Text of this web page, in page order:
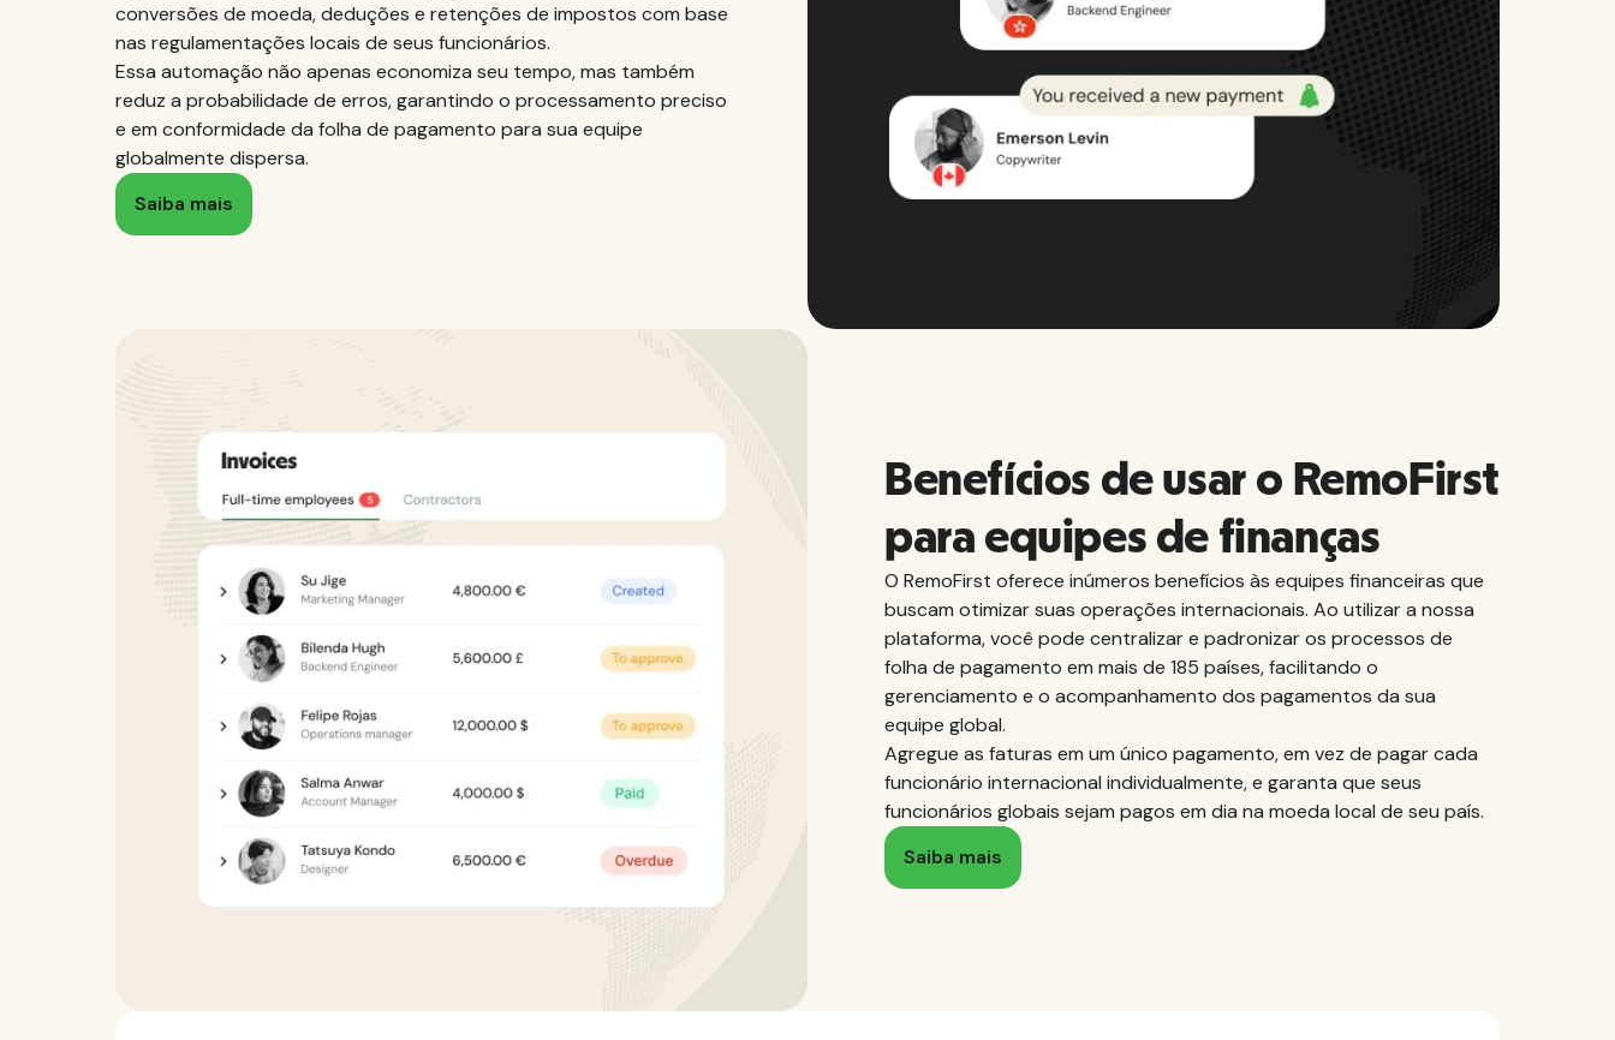
conversões de moeda, deduções e retenções de impostos com base
nas regulamentações locais de seus funcionários.
Essa automação não apenas economiza seu tempo, mas também
reduz a probabilidade de erros, garantindo o processamento preciso
e em conformidade da folha de pagamento para sua equipe
globalmente dispersa.
Saiba mais
Benefícios de usar o RemoFirst
para equipes de finanças
O RemoFirst oferece inúmeros benefícios às equipes financeiras que
buscam otimizar suas operações internacionais. Ao utilizar a nossa
plataforma, você pode centralizar e padronizar os processos de
folha de pagamento em mais de 185 países, facilitando o
gerenciamento e o acompanhamento dos pagamentos da sua
equipe global.
Agregue as faturas em um único pagamento, em vez de pagar cada
funcionário internacional individualmente, e garanta que seus
funcionários globais sejam pagos em dia na moeda local de seu país.
Saiba mais